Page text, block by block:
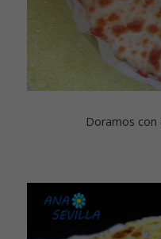
Doramos con